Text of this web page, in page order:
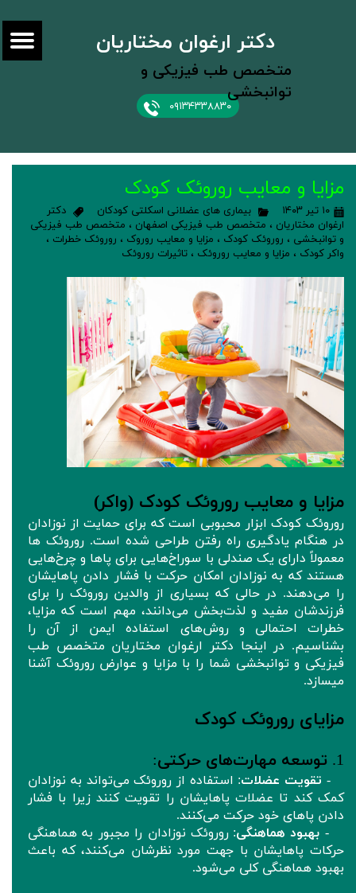
۰۹۱۳۴۳۳۸۸۳۰
دکتر ارغوان مختاریان
متخصص طب فیزیکی و
توانبخشی
مزایا و معایب روروئک کودک
۱۰ تیر ۱۴۰۳ بیماری های عضلانی اسکلتی کودکان
دکتر
ارغوان مختاریان ، متخصص طب فیزیکی اصفهان ، متخصص طب فیزیکی
و توانبخشی ، روروئک کودک ، مزایا و معایب روروک ، روروئک خطرات ،
واکر کودک ، مزایا و معایب روروئک ، تاثیرات روروئک
مزایا و معایب روروئک‌ کودک (واکر)
روروئک‌ کودک ابزار محبوبی است که برای حمایت از نوزادان
در هنگام یادگیری راه رفتن طراحی شده‌ است. روروئک ها
معمولاً دارای یک صندلی با سوراخ‌هایی برای پاها و چرخ‌هایی
هستند که به نوزادان امکان حرکت با فشار دادن پاهایشان
را می‌دهند. در حالی که بسیاری از والدین روروئک‌ را برای
فرزندشان مفید و لذت‌بخش می‌دانند، مهم است که مزایا،
خطرات احتمالی و روش‌های استفاده ایمن از آن را
بشناسیم. در اینجا دکتر ارغوان مختاریان متخصص طب
فیزیکی و توانبخشی شما را با مزایا و عوارض روروئک‌ آشنا
میسازد.
مزایای روروئک‌ کودک
1. توسعه مهارت‌های حرکتی:
- تقویت عضلات: استفاده از روروئک می‌تواند به نوزادان
کمک کند تا عضلات پاهایشان را تقویت کنند زیرا با فشار
دادن پاهای خود حرکت می‌کنند.
- بهبود هماهنگی: روروئک‌ نوزادان را مجبور به هماهنگی
حرکات پاهایشان با جهت مورد نظرشان می‌کنند، که باعث
بهبود هماهنگی کلی می‌شود.